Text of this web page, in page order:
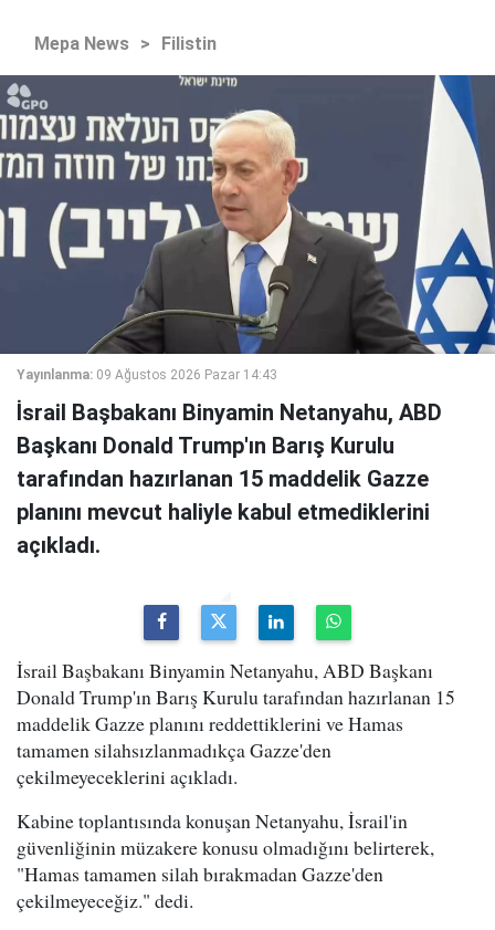
Mepa News > Filistin
Yayınlanma: 09 Ağustos 2026 Pazar 14:43
İsrail Başbakanı Binyamin Netanyahu, ABD
Başkanı Donald Trump'ın Barış Kurulu
tarafından hazırlanan 15 maddelik Gazze
planını mevcut haliyle kabul etmediklerini
açıkladı.
İsrail Başbakanı Binyamin Netanyahu, ABD Başkanı
Donald Trump'ın Barış Kurulu tarafından hazırlanan 15
maddelik Gazze planını reddettiklerini ve Hamas
tamamen silahsızlanmadıkça Gazze'den
çekilmeyeceklerini açıkladı.
Kabine toplantısında konuşan Netanyahu, İsrail'in
güvenliğinin müzakere konusu olmadığını belirterek,
"Hamas tamamen silah bırakmadan Gazze'den
çekilmeyeceğiz." dedi.